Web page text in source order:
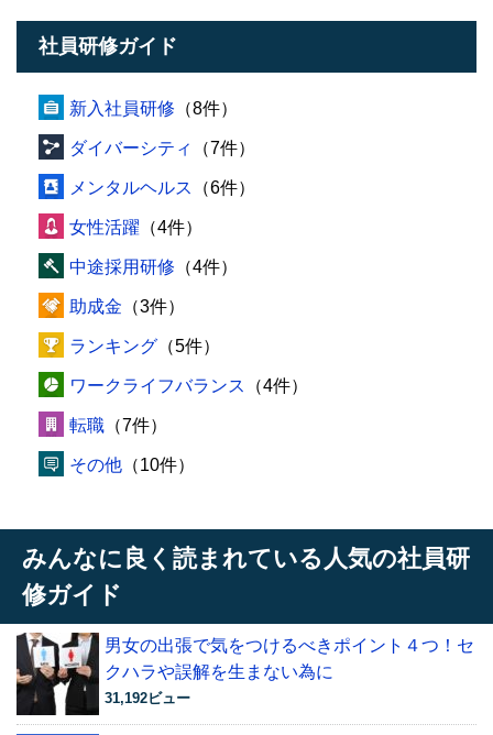
社員研修ガイド
新入社員研修 （8件）
ダイバーシティ （7件）
メンタルヘルス （6件）
女性活躍 （4件）
中途採用研修 （4件）
助成金 （3件）
ランキング （5件）
ワークライフバランス （4件）
転職 （7件）
その他 （10件）
みんなに良く読まれている人気の社員研
修ガイド
男女の出張で気をつけるべきポイント４つ！セ
クハラや誤解を生まない為に
31,192ビュー